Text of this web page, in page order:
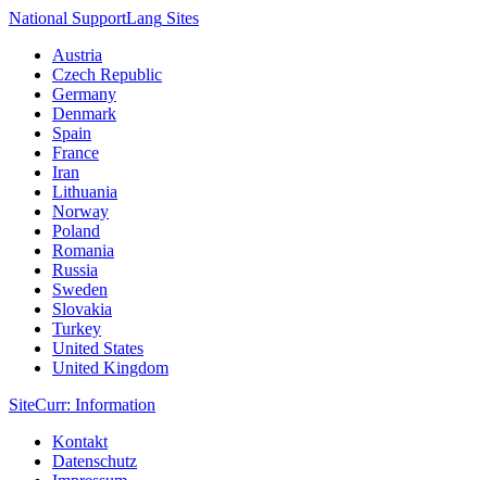
National SupportLang Sites
Austria
Czech Republic
Germany
Denmark
Spain
France
Iran
Lithuania
Norway
Poland
Romania
Russia
Sweden
Slovakia
Turkey
United States
United Kingdom
SiteCurr: Information
Kontakt
Datenschutz